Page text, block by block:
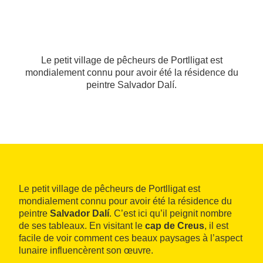
Le petit village de pêcheurs de Portlligat est
mondialement connu pour avoir été la résidence du
peintre Salvador Dalí.
Le petit village de pêcheurs de Portlligat est
mondialement connu pour avoir été la résidence du
peintre Salvador Dalí. C’est ici qu’il peignit nombre
de ses tableaux. En visitant le cap de Creus, il est
facile de voir comment ces beaux paysages à l’aspect
lunaire influencèrent son œuvre.